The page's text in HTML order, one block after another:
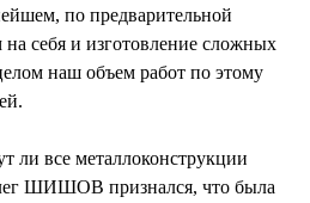
по предварительной
на себя и изготовление сложных
наш объем работ по этому
ли все металлоконструкции
ШИШОВ признался, что была